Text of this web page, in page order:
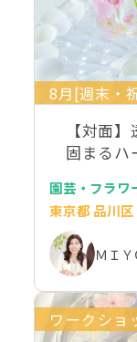
8月[週末・
【対面】
固まるハ
園芸・フラワ
東京都 品川区
ＭＩ
ワークショ